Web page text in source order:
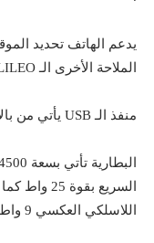
الملاحة الأخرى الـ A-GPS, GLONASS, BDS, GALILEO .
منفذ الـ USB يأتي من بالإصدار الأحدث من نوع الـ Type C .
اللاسلكي العكسي 9 واط .